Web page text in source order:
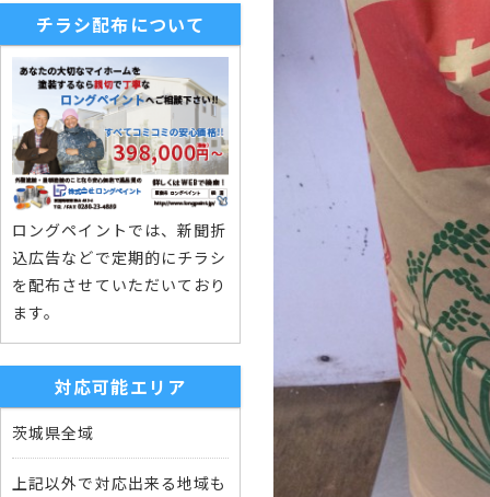
チラシ配布について
ロングペイントでは、新聞折
込広告などで定期的にチラシ
を配布させていただいており
ます。
対応可能エリア
茨城県全域
上記以外で対応出来る地域も